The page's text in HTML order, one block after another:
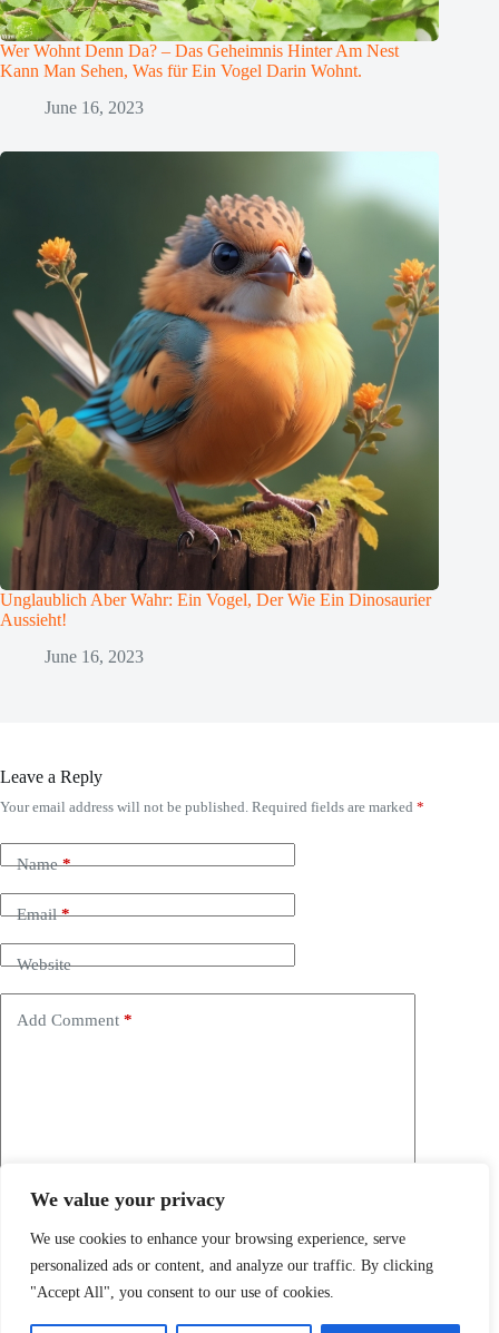
We value your privacy
We use cookies to enhance your browsing experience, serve
personalized ads or content, and analyze our traffic. By clicking
"Accept All", you consent to our use of cookies.
Wer Wohnt Denn Da? – Das Geheimnis Hinter Am Nest
Kann Man Sehen, Was für Ein Vogel Darin Wohnt.
June 16, 2023
Unglaublich Aber Wahr: Ein Vogel, Der Wie Ein Dinosaurier
Aussieht!
June 16, 2023
Leave a Reply
Your email address will not be published. Required fields are marked *
Name*
Email*
Website
Add Comment *
Save my name, email and website in this browser for the
Post Comment